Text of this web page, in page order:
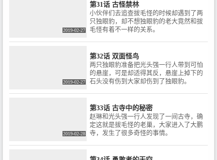
2019-02-27
第31话 古怪禁林
小伙伴们去追查拔毛怪的时候却遇到了两
只独眼豹，却不想独眼豹的老大竟然和拔
毛怪有着不一样的关系。
2019-02-27
第32话 双面怪鸟
两只独眼豹准备把光头强一行人带到可怕
的悬崖，可是却适得其反，悬崖上掉下的
石头没有伤到大家却伤到了独眼豹。
2019-02-28
第33话 古寺中的秘密
赵琳和光头强一行人发现了一间古寺，确
定这就是拔毛怪的老巢，大家进入了大鹏
寺，发生了很多奇怪的事情。